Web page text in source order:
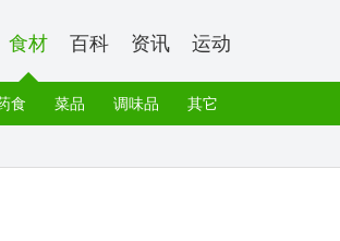
食材 百科 资讯 运动
食 菜品 调味品 其它